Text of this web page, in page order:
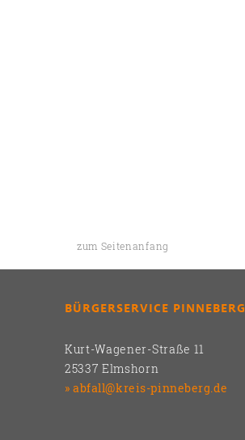
zum Seitenanfang
BÜRGERSERVICE PINNEBERG
Kurt-Wagener-Straße 11
25337 Elmshorn
abfall@kreis-pinneberg.de